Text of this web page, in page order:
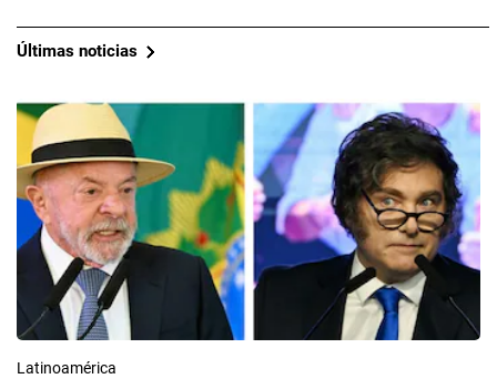
Últimas noticias
Latinoamérica